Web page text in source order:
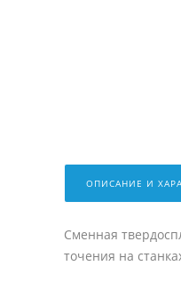
ОПИСАНИЕ И
Сменная
точения на